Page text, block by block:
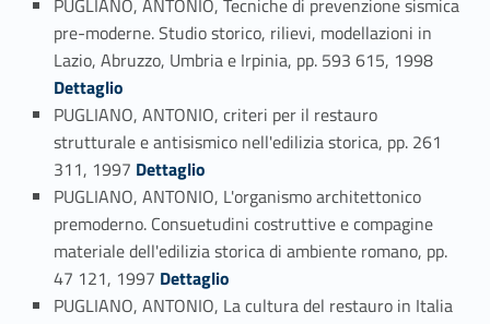
PUGLIANO, ANTONIO, Tecniche di prevenzione sismica
pre-moderne. Studio storico, rilievi, modellazioni in
Lazio, Abruzzo, Umbria e Irpinia, pp. 593 615, 1998Link identifier #identifier_person_35345-88
Dettaglio
PUGLIANO, ANTONIO, criteri per il restauro
strutturale e antisismico nell'edilizia storica, pp. 261
311, 1997 Link identifier #identifier_person_120026-89
Dettaglio
PUGLIANO, ANTONIO, L'organismo architettonico
premoderno. Consuetudini costruttive e compagine
materiale dell'edilizia storica di ambiente romano, pp.
47 121, 1997 Link identifier #identifier_person_116336-90
Dettaglio
PUGLIANO, ANTONIO, La cultura del restauro in Italia